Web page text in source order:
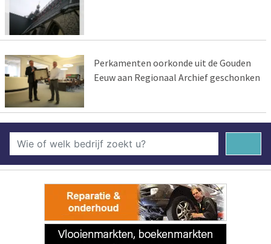
Perkamenten oorkonde uit de Gouden
Eeuw aan Regionaal Archief geschonken